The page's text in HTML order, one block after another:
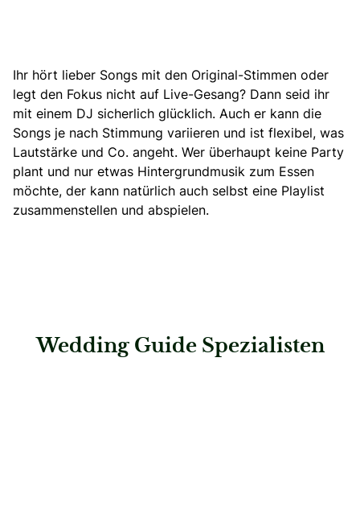
Ihr hört lieber Songs mit den Original-Stimmen oder
legt den Fokus nicht auf Live-Gesang? Dann seid ihr
mit einem DJ sicherlich glücklich. Auch er kann die
Songs je nach Stimmung variieren und ist flexibel, was
Lautstärke und Co. angeht. Wer überhaupt keine Party
plant und nur etwas Hintergrundmusik zum Essen
möchte, der kann natürlich auch selbst eine Playlist
zusammenstellen und abspielen.
Wedding Guide Spezialisten